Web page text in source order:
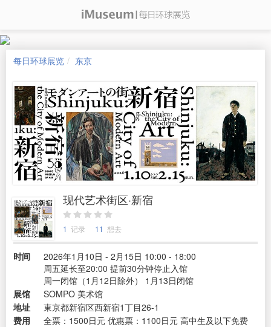
每日环球展览 东京
现代艺术街区·新宿
1 记录 11 想去
时间
2026年1月10日 - 2月15日 10:00 - 18:00
周五延长至20:00 提前30分钟停止入馆
周一闭馆（1月12日除外） 1月13日闭馆
展馆
SOMPO 美术馆
地址
東京都新宿区西新宿1丁目26-1
费用
全票：1500日元 优惠票：1100日元 高中生及以下免费